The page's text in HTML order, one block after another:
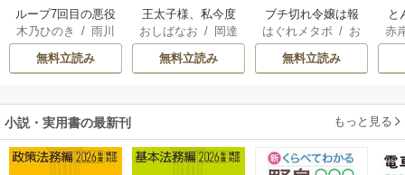
ループ7回目の悪役
令嬢は、元敵国で
自由気ままな花嫁
生活を満喫する
木乃ひのき /雨川
/ 八美☆わん
無料立読み
王太子様、私今度
こそあなたに殺さ
れたくないんで
す！ ～聖女に嵌め
二度目は串刺し回
おしばなお / 岡達
/ 先崎真琴
無料立読み
ブチ切れ令嬢は報
復を誓いました。
はぐれメタボ / お
おのいも /
無料立読み
と
赤
小説・実用書の最新刊 もっと見る